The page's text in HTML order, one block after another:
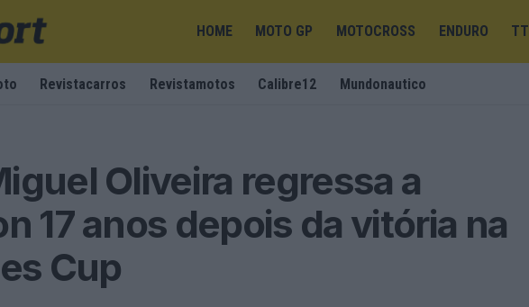
HOME MOTO GP MOTOCROSS ENDURO TT
Revistacarros Revistamotos Calibre12 Mundonautico
Oliveira regressa a
17 anos depois da vitória na
Cup